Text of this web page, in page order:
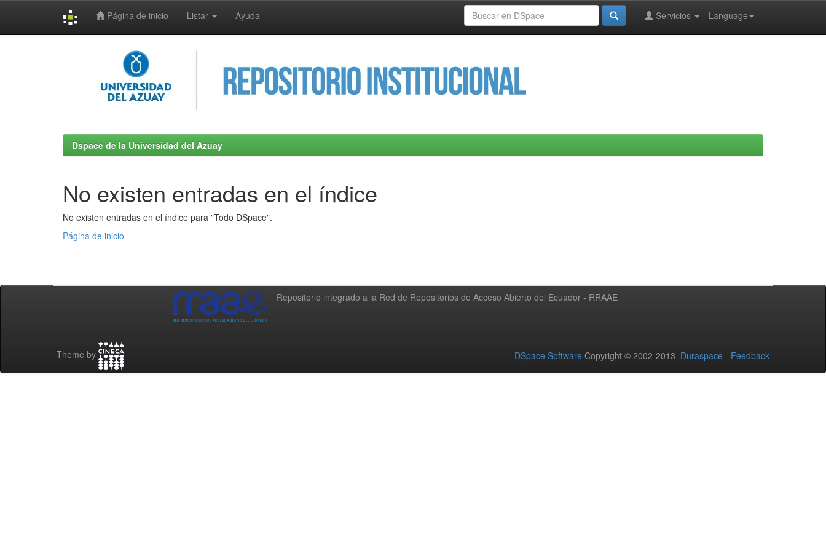
Página de inicio Listar Ayuda Language
Servicios
Dspace de la Universidad del Azuay
No existen entradas en el índice
No existen entradas en el índice para "Todo DSpace".
Página de inicio
Repositorio integrado a la Red de Repositorios de Acceso Abierto del Ecuador - RRAAE
Theme by DSpace Software Copyright © 2002-2013 Duraspace - Feedback